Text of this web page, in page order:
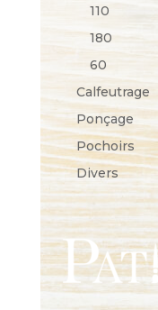
110
180
60
Calfeutrage
Ponçage
Pochoirs
Divers